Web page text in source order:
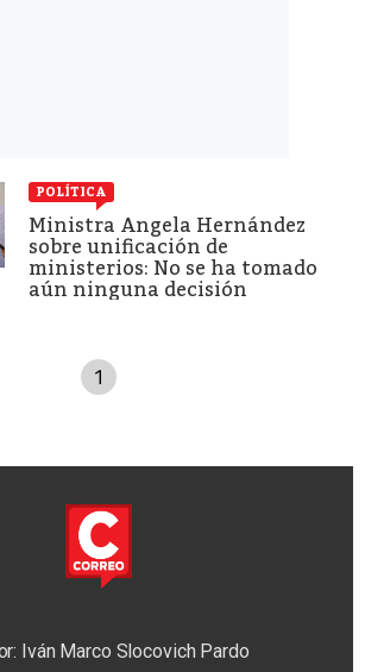
POLÍTICA
Ministra Angela Hernández
sobre unificación de
ministerios: No se ha tomado
aún ninguna decisión
1
Iván Marco Slocovich Pardo